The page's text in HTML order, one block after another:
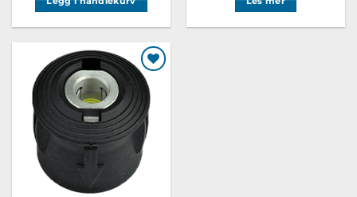
Legg til
ønskeliste